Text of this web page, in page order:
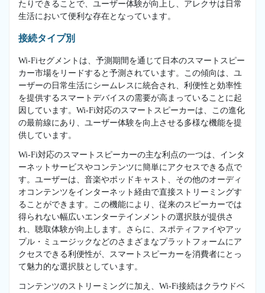
たりできることで、ユーザー体験が向上し、アレクサは日常
生活において便利な存在となっています。
接続タイプ別
Wi-Fiセグメントは、予測期間を通じて日本のスマートスピー
カー市場をリードすると予測されています。この傾向は、ユ
ーザーの日常生活にシームレスに統合され、利便性と効率性
を提供するスマートデバイスの需要が高まっていることに起
因しています。Wi-Fi対応のスマートスピーカーは、この進化
の最前線にあり、ユーザー体験を向上させる多様な機能を提
供しています。
Wi-Fi対応のスマートスピーカーの主な利点の一つは、インタ
ーネットサービスやコンテンツに簡単にアクセスできる点で
す。ユーザーは、音楽やポッドキャスト、その他のオーディ
オコンテンツをインターネット経由で直接ストリーミングす
ることができます。この機能により、従来のスピーカーでは
得られない幅広いエンターテインメントの選択肢が提供さ
れ、聴取体験が向上します。さらに、スポティファイやアッ
プル・ミュージックなどのさまざまなプラットフォームにア
クセスできる利便性が、スマートスピーカーを消費者にとっ
て魅力的な選択肢としています。
コンテンツのストリーミングに加え、Wi-Fi接続はクラウドベ